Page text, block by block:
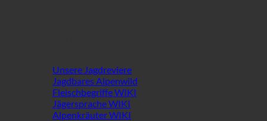
Unsere Jagdreviere
Jagdbares Alpenwild
Fleischbegriffe WIKI
Jägersprache WIKI
Alpenkräuter WIKI